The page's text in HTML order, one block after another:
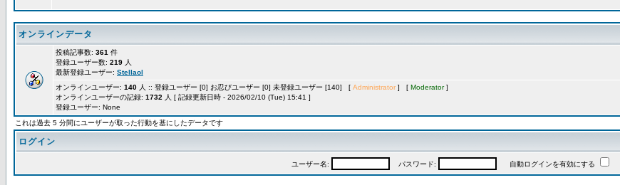
オンラインデータ
投稿記事数: 361 件
登録ユーザー数: 219 人
最新登録ユーザー: Stellaol
オンラインユーザー: 140 人 :: 登録ユーザー [0] お忍びユーザー [0] 未登録ユーザー [140] [ Administrator ] [ Moderator]
オンラインユーザーの記録: 1732 人 [ 記録更新日時 - 2026/02/10 (Tue) 15:41 ]
登録ユーザー: None
これは過去 5 分間にユーザーが取った行動を基にしたデータです
ログイン
ユーザー名: パスワード: 自動ログインを有効にする